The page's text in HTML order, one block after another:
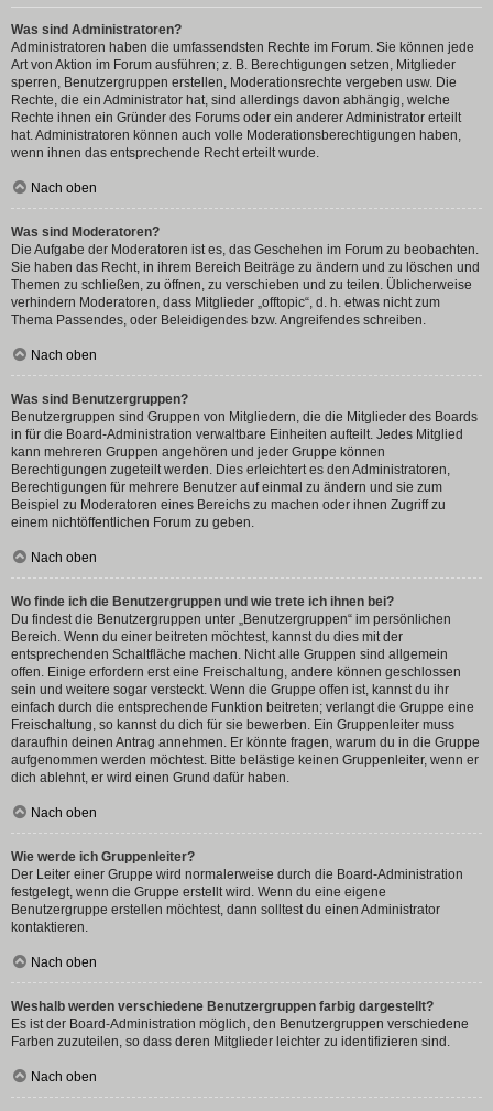
Was sind Administratoren?
Administratoren haben die umfassendsten Rechte im Forum. Sie können jede
Art von Aktion im Forum ausführen; z. B. Berechtigungen setzen, Mitglieder
sperren, Benutzergruppen erstellen, Moderationsrechte vergeben usw. Die
Rechte, die ein Administrator hat, sind allerdings davon abhängig, welche
Rechte ihnen ein Gründer des Forums oder ein anderer Administrator erteilt
hat. Administratoren können auch volle Moderationsberechtigungen haben,
wenn ihnen das entsprechende Recht erteilt wurde.
Nach oben
Was sind Moderatoren?
Die Aufgabe der Moderatoren ist es, das Geschehen im Forum zu beobachten.
Sie haben das Recht, in ihrem Bereich Beiträge zu ändern und zu löschen und
Themen zu schließen, zu öffnen, zu verschieben und zu teilen. Üblicherweise
verhindern Moderatoren, dass Mitglieder „offtopic“, d. h. etwas nicht zum
Thema Passendes, oder Beleidigendes bzw. Angreifendes schreiben.
Nach oben
Was sind Benutzergruppen?
Benutzergruppen sind Gruppen von Mitgliedern, die die Mitglieder des Boards
in für die Board-Administration verwaltbare Einheiten aufteilt. Jedes Mitglied
kann mehreren Gruppen angehören und jeder Gruppe können
Berechtigungen zugeteilt werden. Dies erleichtert es den Administratoren,
Berechtigungen für mehrere Benutzer auf einmal zu ändern und sie zum
Beispiel zu Moderatoren eines Bereichs zu machen oder ihnen Zugriff zu
einem nichtöffentlichen Forum zu geben.
Nach oben
Wo finde ich die Benutzergruppen und wie trete ich ihnen bei?
Du findest die Benutzergruppen unter „Benutzergruppen“ im persönlichen
Bereich. Wenn du einer beitreten möchtest, kannst du dies mit der
entsprechenden Schaltfläche machen. Nicht alle Gruppen sind allgemein
offen. Einige erfordern erst eine Freischaltung, andere können geschlossen
sein und weitere sogar versteckt. Wenn die Gruppe offen ist, kannst du ihr
einfach durch die entsprechende Funktion beitreten; verlangt die Gruppe eine
Freischaltung, so kannst du dich für sie bewerben. Ein Gruppenleiter muss
daraufhin deinen Antrag annehmen. Er könnte fragen, warum du in die Gruppe
aufgenommen werden möchtest. Bitte belästige keinen Gruppenleiter, wenn er
dich ablehnt, er wird einen Grund dafür haben.
Nach oben
Wie werde ich Gruppenleiter?
Der Leiter einer Gruppe wird normalerweise durch die Board-Administration
festgelegt, wenn die Gruppe erstellt wird. Wenn du eine eigene
Benutzergruppe erstellen möchtest, dann solltest du einen Administrator
kontaktieren.
Nach oben
Weshalb werden verschiedene Benutzergruppen farbig dargestellt?
Es ist der Board-Administration möglich, den Benutzergruppen verschiedene
Farben zuzuteilen, so dass deren Mitglieder leichter zu identifizieren sind.
Nach oben